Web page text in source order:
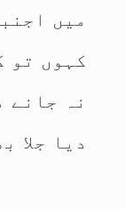
میں
کہوں تو
نہ جانے
دیا جلا